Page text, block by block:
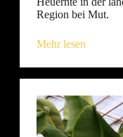
Region bei Mut.
Mehr lesen